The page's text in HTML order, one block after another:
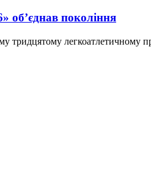
об’єднав покоління
тридцятому легкоатлетичному